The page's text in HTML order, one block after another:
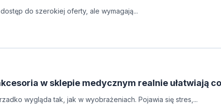
do szerokiej oferty, ale wymagają...
w sklepie medycznym realnie ułatwiają
wygląda tak, jak w wyobrażeniach. Pojawia się stres,...